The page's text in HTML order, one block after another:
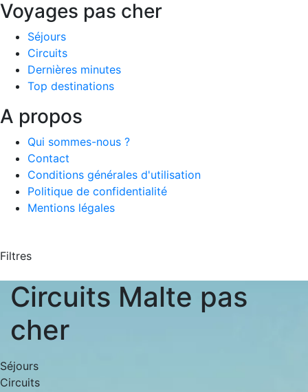
Voyages pas cher
Séjours
Circuits
Dernières minutes
Top destinations
A propos
Qui sommes-nous ?
Contact
Conditions générales d'utilisation
Politique de confidentialité
Mentions légales
Filtres
Circuits Malte pas
cher
Séjours
Circuits